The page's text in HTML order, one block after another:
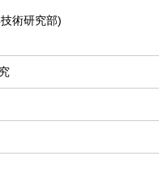
術研究部)